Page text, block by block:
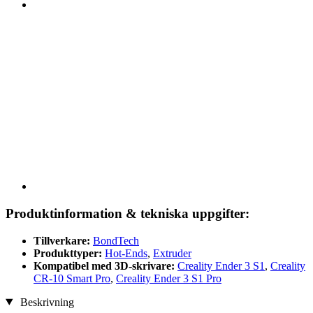
Produktinformation & tekniska uppgifter:
Tillverkare: BondTech
Produkttyper: Hot-Ends, Extruder
Kompatibel med 3D-skrivare: Creality Ender 3 S1 , Creality
CR-10 Smart Pro, Creality Ender 3 S1 Pro
Beskrivning